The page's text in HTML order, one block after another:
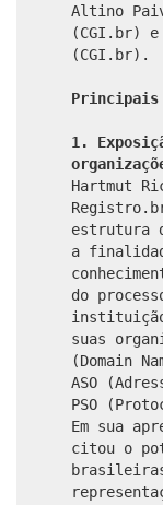
Altino
(CGI.br) e
(CGI.br).
Principais
1.
Hartmut
estrutura
a
do
suas
(Domain
ASO
PSO
Em sua
citou o